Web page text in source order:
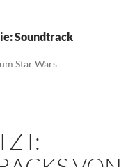
Soundtrack
Star Wars